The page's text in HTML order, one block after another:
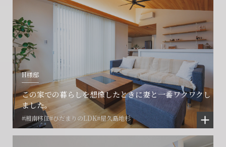
H様邸
この家での暮らしを想像したときに妻と一番ワクワクし
ました。
#湘南移住#ひだまりのLDK#屋久島地杉
お電話でのお問い合わせ
0466-24-2478
営業時間9:30~18:30 水曜定休
閉じる
プロコール24ご利用の方
0120-073-386
閉じる
賃貸管理事業部へのお問い合わせ
0466-24-2478
営業時間9:30~18:30 水曜定休
閉じる